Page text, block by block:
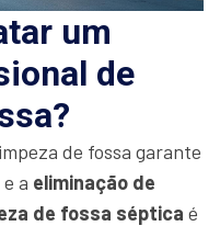
um
de
de fossa garante
e a eliminação de
de fossa séptica é